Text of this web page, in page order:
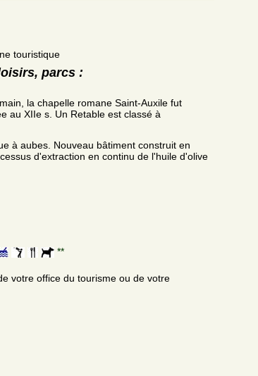
touristique
parcs :
la chapelle romane Saint-Auxile fut
au XIIe s. Un Retable est classé à
à aubes. Nouveau bâtiment construit en
d'extraction en continu de l'huile d'olive
**
votre office du tourisme ou de votre